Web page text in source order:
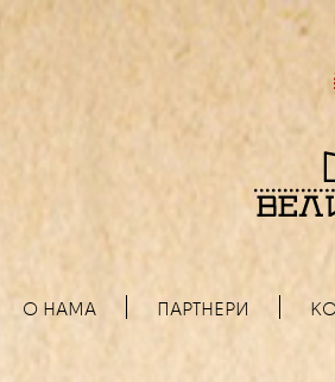
О НАМА ПАРТНЕРИ